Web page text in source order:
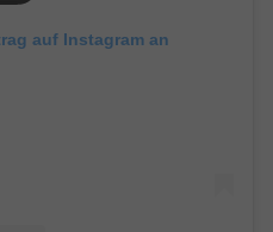
auf Instagram an